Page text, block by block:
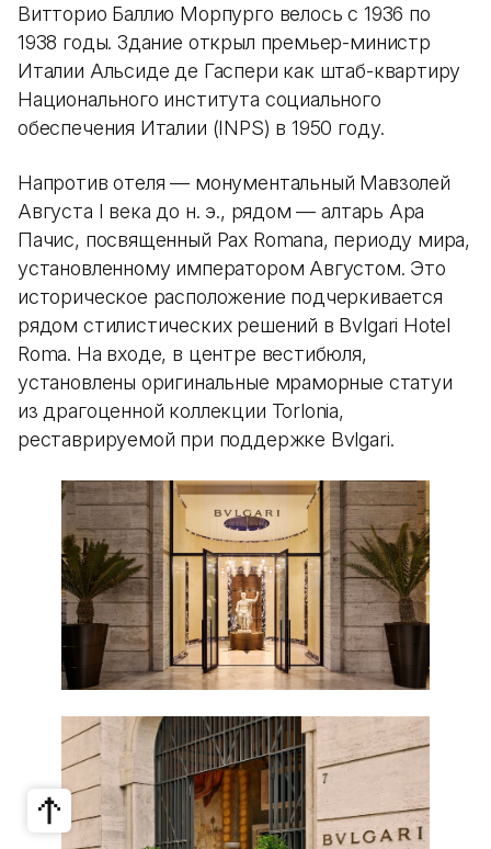
Витторио Баллио Морпурго велось с 1936 по
1938 годы. Здание открыл премьер-министр
Италии Альсиде де Гаспери как штаб-квартиру
Национального института социального
обеспечения Италии (INPS) в 1950 году.
Напротив отеля — монументальный Мавзолей
Августа I века до н. э., рядом — алтарь Ара
Пачис, посвященный Pax Romana, периоду мира,
установленному императором Августом. Это
историческое расположение подчеркивается
рядом стилистических решений в Bvlgari Hotel
Roma. На входе, в центре вестибюля,
установлены оригинальные мраморные статуи
из драгоценной коллекции Torlonia,
реставрируемой при поддержке Bvlgari.